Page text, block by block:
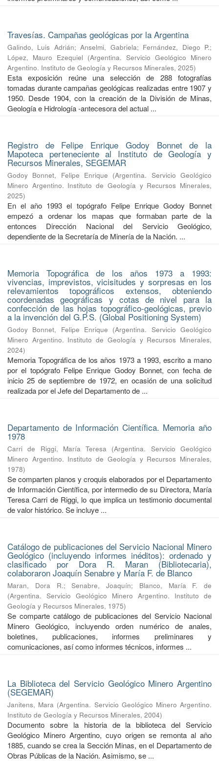
Travesías. Campañas geológicas por la Argentina
Galindo, Luis Adrián;Anselmi, Gabriela; Fernández, Diego P.;
López, Mauro Ezequiel (Argentina. Servicio Geológico Minero
Argentino. Instituto de Geología y Recursos Minerales, 2025)
Esta exposición reúne una selección de 288 fotografías
tomadas durante campañas geológicas realizadas entre 1907 y
1950. Desde 1904, con la creación de la División de Minas,
Geología e Hidrología -antecesora del actual ...
Registro de Felipe Enrique Godoy Bonnet de la
Mapoteca perteneciente al Instituto de Geología y
Recursos Minerales, SEGEMAR
Godoy Bonnet, Felipe Enrique (Argentina. Servicio Geológico
Minero Argentino. Instituto de Geología y Recursos Minerales,
2025)
En el año 1993 el topógrafo Felipe Enrique Godoy Bonnet
empezó a ordenar los mapas que formaban parte de la
entonces Dirección Nacional del Servicio Geológico,
dependiente de la Secretaría de Minería de la Nación. ...
Memoria Topográfica de los años 1973 a 1993:
vivencias, imprevistos, vicisitudes y sorpresas en los
relevamientos topográficos extensos, obteniendo
coordenadas geográficas y cotas de nivel para la
confección de las hojas topográfico-geológicas, previo
a la invención del G.P.S. (Global Positioning System)
Godoy Bonnet, Felipe Enrique (Argentina. Servicio Geológico
Minero Argentino. Instituto de Geología y Recursos Minerales,
2024)
Memoria Topográfica de los años 1973 a 1993, escrito a mano
por el topógrafo Felipe Enrique Godoy Bonnet, con fecha de
inicio 25 de septiembre de 1972, en ocasión de una solicitud
realizada por el Jefe del Departamento de ...
Departamento de Información Científica. Memoria año
1978
Carri de Riggi, María Teresa (Argentina. Servicio Geológico
Minero Argentino. Instituto de Geología y Recursos Minerales,
1978)
Se comparten planos y croquis elaborados por el Departamento
de Información Científica, por intermedio de su Directora, María
Teresa Carri de Riggi, lo que implica un testimonio documental
de valor histórico. Se incluye ...
Catálogo de publicaciones del Servicio Nacional Minero
Geológico (incluyendo informes inéditos): ordenado y
clasificado por Dora R. Maran (Bibliotecaria),
colaboraron Joaquín Senabre y María F. de Blanco
Maran, Dora R.;Senabre, Joaquín; Blanco, María F. de
(Argentina. Servicio Geológico Minero Argentino. Instituto de
Geología y Recursos Minerales, 1975)
Se comparte catálogo de publicaciones del Servicio Nacional
Minero Geológico, incluyendo orden numérico de anales,
boletines, publicaciones, informes preliminares y
comunicaciones, así como informes técnicos, informes ...
La Biblioteca del Servicio Geológico Minero Argentino
(SEGEMAR)
Janitens, Mara (Argentina. Servicio Geológico Minero Argentino.
Instituto de Geología y Recursos Minerales, 2004)
Documento sobre la historia de la biblioteca del Servicio
Geológico Minero Argentino, cuyo origen se remonta al año
1885, cuando se crea la Sección Minas, en el Departamento de
Obras Públicas de la Nación. Asimismo, se ...